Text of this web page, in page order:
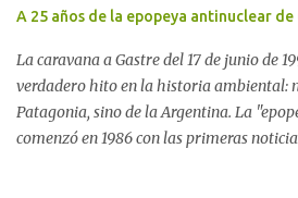
A 25 años de la epopeya antinuclear de
La caravana a Gastre del 17 de junio de
verdadero hito en la historia ambiental:
Patagonia, sino de la Argentina. La
comenzó en 1986 con las primeras